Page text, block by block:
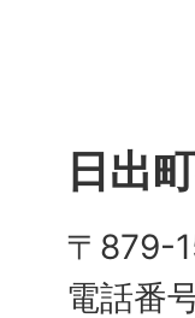
日出
〒879-
電話番